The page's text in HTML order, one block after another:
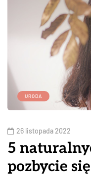
URODA
26 listopada 2022
5
pozbycie